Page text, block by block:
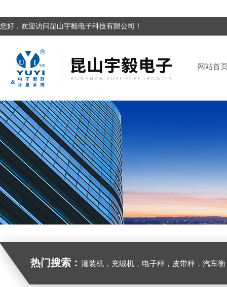
您好，欢迎访问昆山宇毅电子科技有限公司！
网站首
热门搜索： 灌装机，充绒机，电子秤，皮带秤，汽车